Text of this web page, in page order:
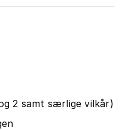
2 samt særlige vilkår)